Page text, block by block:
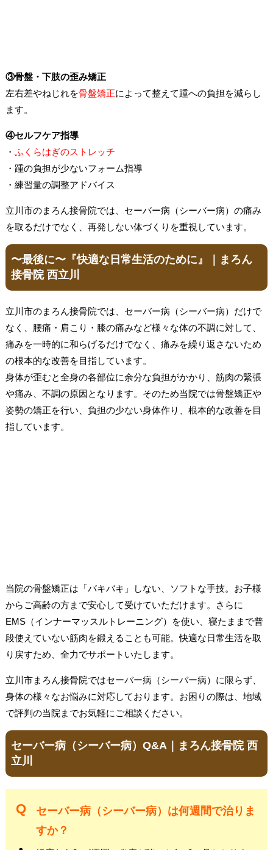
③骨盤・下肢の歪み矯正
左右差やねじれを骨盤矯正によって整えて踵への負担を減らし
ます。
④セルフケア指導
・ ふくらはぎのストレッチ
・踵の負担が少ないフォーム指導
・練習量の調整アドバイス
立川市のまろん接骨院では、セーバー病（シーバー病）の痛み
を取るだけでなく、再発しない体づくりを重視しています。
〜最後に〜『快適な日常生活のために』｜まろん
接骨院 西立川
立川市のまろん接骨院では、セーバー病（シーバー病）だけで
なく、腰痛・肩こり・膝の痛みなど様々な体の不調に対して、
痛みを一時的に和らげるだけでなく、痛みを繰り返さないため
の根本的な改善を目指しています。
身体が歪むと全身の各部位に余分な負担がかかり、筋肉の緊張
や痛み、不調の原因となります。そのため当院では骨盤矯正や
姿勢の矯正を行い、負担の少ない身体作り、根本的な改善を目
指しています。
当院の骨盤矯正は「バキバキ」しない、ソフトな手技。お子様
からご高齢の方まで安心して受けていただけます。さらに
EMS（インナーマッスルトレーニング）を使い、寝たままで普
段使えていない筋肉を鍛えることも可能。快適な日常生活を取
り戻すため、全力でサポートいたします。
立川市まろん接骨院ではセーバー病（シーバー病）に限らず、
身体の様々なお悩みに対応しております。お困りの際は、地域
で評判の当院までお気軽にご相談ください。
セーバー病（シーバー病）Q&A｜まろん接骨院 西
立川
セーバー病（シーバー病）は何週間で治りま
すか？